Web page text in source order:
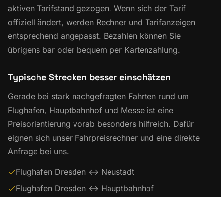
aktiven Tarifstand gezogen. Wenn sich der Tarif
offiziell ändert, werden Rechner und Tarifanzeigen
entsprechend angepasst. Bezahlen können Sie
übrigens bar oder bequem per Kartenzahlung.
Typische Strecken besser einschätzen
Gerade bei stark nachgefragten Fahrten rund um
Flughafen, Hauptbahnhof und Messe ist eine
Preisorientierung vorab besonders hilfreich. Dafür
eignen sich unser Fahrpreisrechner und eine direkte
Anfrage bei uns.
Flughafen Dresden ↔ Neustadt
Flughafen Dresden ↔ Hauptbahnhof